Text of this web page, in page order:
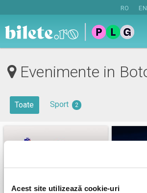
Acest site utilizează cookie-uri
RO EN
Evenimente in
Toate Sport 2